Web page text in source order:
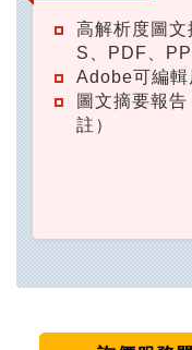
高解析度圖
S、PDF、
Adobe可編輯
圖文摘要報
註）